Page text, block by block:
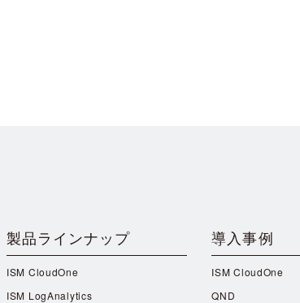
製品ラインナップ
ISM CloudOne
ISM LogAnalytics
導入事例
ISM CloudOne
QND